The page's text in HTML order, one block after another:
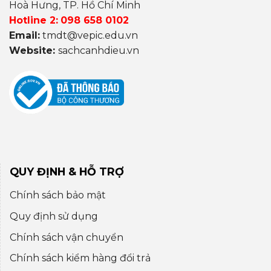
Hoà Hưng, TP. Hồ Chí Minh
Hotline 2: 098 658 0102
Email: tmdt@vepic.edu.vn
Website: sachcanhdieu.vn
QUY ĐỊNH & HỖ TRỢ
Chính sách bảo mật
Quy định sử dụng
Chính sách vận chuyển
Chính sách kiểm hàng đổi trả